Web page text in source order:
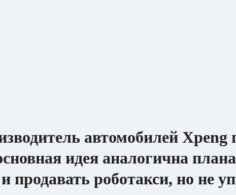
автомобилей Xpeng
идея аналогична
продавать роботакси, но не